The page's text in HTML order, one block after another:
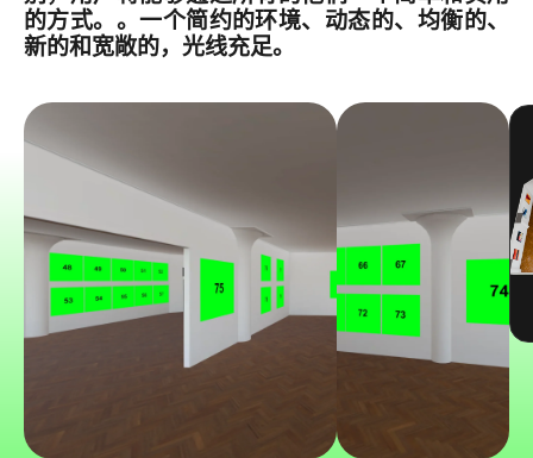
的方式。。一个简约的环境、动态的、均衡的、
新的和宽敞的，光线充足。